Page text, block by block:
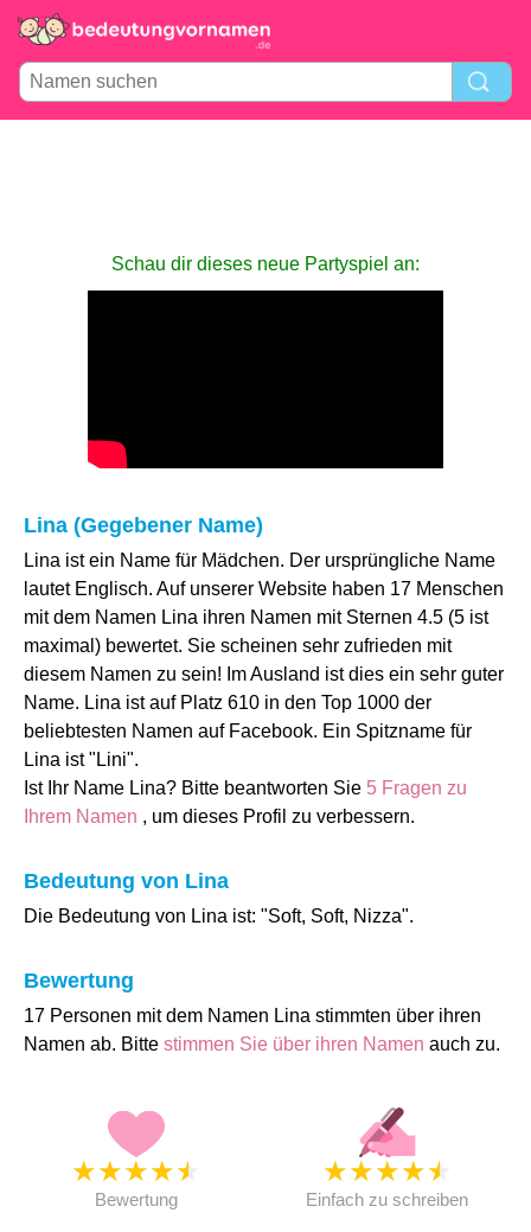
Schau dir dieses neue Partyspiel an:
Lina (Gegebener Name)
Lina ist ein Name für Mädchen. Der ursprüngliche Name
lautet Englisch. Auf unserer Website haben 17 Menschen
mit dem Namen Lina ihren Namen mit Sternen 4.5 (5 ist
maximal) bewertet. Sie scheinen sehr zufrieden mit
diesem Namen zu sein! Im Ausland ist dies ein sehr guter
Name. Lina ist auf Platz 610 in den Top 1000 der
beliebtesten Namen auf Facebook. Ein Spitzname für
Lina ist "Lini".
Ist Ihr Name Lina? Bitte beantworten Sie 5 Fragen zu
Ihrem Namen , um dieses Profil zu verbessern.
Bedeutung von Lina
Die Bedeutung von Lina ist: "Soft, Soft, Nizza".
Bewertung
17 Personen mit dem Namen Lina stimmten über ihren
Namen ab. Bitte stimmen Sie über ihren Namen auch zu.
★★★★★
Bewertung
★★★★★
Einfach zu schreiben